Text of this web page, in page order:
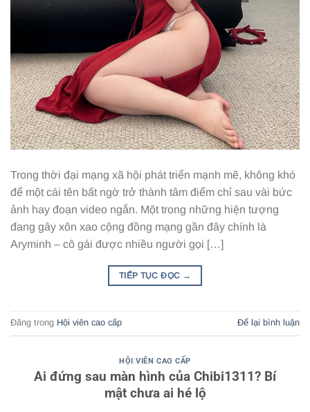
Trong thời đại mạng xã hội phát triển mạnh mẽ, không khó
để một cái tên bất ngờ trở thành tâm điểm chỉ sau vài bức
ảnh hay đoạn video ngắn. Một trong những hiện tượng
đang gây xôn xao cộng đồng mạng gần đây chính là
Aryminh – cô gái được nhiều người gọi […]
TIẾP TỤC ĐỌC →
Đăng trong Hội viên cao cấp Để lại bình luận
HỘI VIÊN CAO CẤP
Ai đứng sau màn hình của Chibi1311? Bí
mật chưa ai hé lộ